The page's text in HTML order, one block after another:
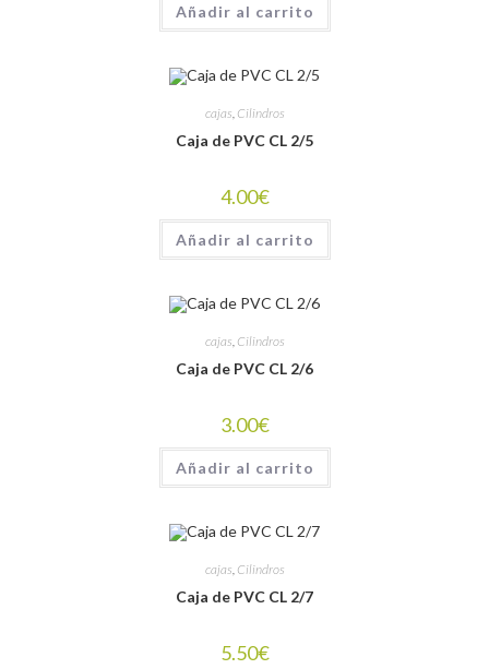
Añadir al carrito
cajas Cilindros
Caja de PVC CL 2/5
4.00€
Añadir al carrito
cajas Cilindros
Caja de PVC CL 2/6
3.00€
Añadir al carrito
cajas Cilindros
Caja de PVC CL 2/7
5.50€